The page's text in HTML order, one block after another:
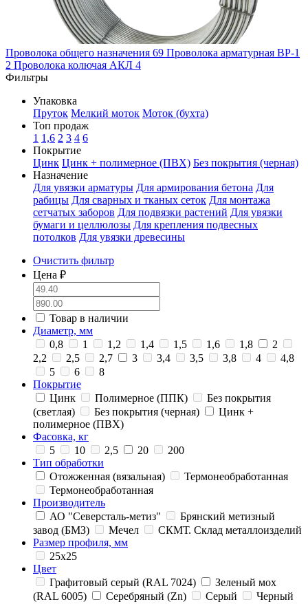
Проволока общего назначения 69 Проволока арматурная ВР-1
2 Проволока колючая АКЛ 4
Фильтры
Упаковка
Пруток Мелкий моток Моток (бухта)
Топ продаж
1 1,6 2 3 4 6
Покрытие
Цинк Цинк + полимерное (ПВХ) Без покрытия (черная)
Назначение
Для увязки арматуры Для армирования бетона Для
рабицы Для сварных и тканых сеток Для монтажа
сетчатых заборов Для подвязки растений Для увязки
бумаги и целлюлозы Для крепления подвесных
потолков Для увязки древесины
Очистить фильтр
Цена ₽
Товар в наличии
Диаметр, мм
0,8
1 1,2 1,4 1,5 1,6 1,8
2
2,2
2,5 2,7 3 3,4 3,5 3,8 4
4,8
5
6
8
Покрытие
Цинк
Полимерное (ППК)
Без покрытия
(светлая)
Без покрытия (черная)
Цинк +
полимерное (ПВХ)
Фасовка, кг
5
10 2,5 20
200
Тип обработки
Отожженная (вязальная)
Термонеобработанная
Термонеобработанная
Производитель
АО "Северсталь-метиз"
Брянский метизный
завод (БМЗ)
Мечел
СКМТ. Склад металлоизделий
Размер профиля, мм
25x25
Цвет
Графитовый серый (RAL 7024)
Зеленый мох
(RAL 6005)
Серебряный (Zn) Серый Черный